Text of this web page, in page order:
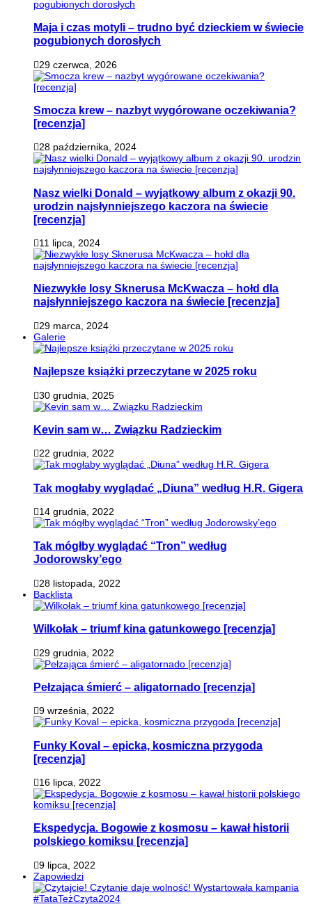
Maja i czas motyli – trudno być dzieckiem w świecie
pogubionych dorosłych
29 czerwca, 2026
Smocza krew – nazbyt wygórowane oczekiwania?
[recenzja]
28 października, 2024
Nasz wielki Donald – wyjątkowy album z okazji 90.
urodzin najsłynniejszego kaczora na świecie
[recenzja]
11 lipca, 2024
Niezwykłe losy Sknerusa McKwacza – hołd dla
najsłynniejszego kaczora na świecie [recenzja]
29 marca, 2024
Galerie
Najlepsze książki przeczytane w 2025 roku
30 grudnia, 2025
Kevin sam w… Związku Radzieckim
22 grudnia, 2022
Tak mogłaby wyglądać „Diuna” według H.R. Gigera
14 grudnia, 2022
Tak mógłby wyglądać “Tron” według
Jodorowsky’ego
28 listopada, 2022
Backlista
Wilkołak – triumf kina gatunkowego [recenzja]
29 grudnia, 2022
Pełzająca śmierć – aligatornado [recenzja]
9 września, 2022
Funky Koval – epicka, kosmiczna przygoda
[recenzja]
16 lipca, 2022
Ekspedycja. Bogowie z kosmosu – kawał historii
polskiego komiksu [recenzja]
9 lipca, 2022
Zapowiedzi